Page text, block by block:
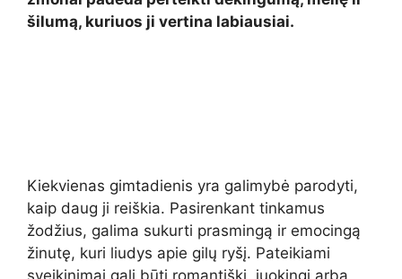
šilumą, kuriuos ji vertina labiausiai.
Kiekvienas gimtadienis yra galimybė parodyti,
kaip daug ji reiškia. Pasirenkant tinkamus
žodžius, galima sukurti prasmingą ir emocingą
žinutę, kuri liudys apie gilų ryšį. Pateikiami
sveikinimai gali būti romantiški, juokingi arba